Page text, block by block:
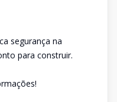
segurança na
para construir.